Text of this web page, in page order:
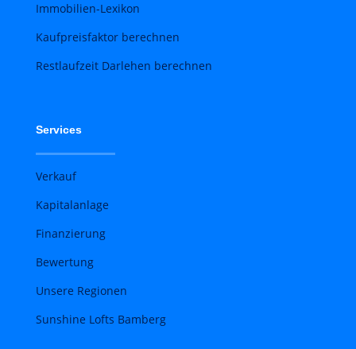
Immobilien-Lexikon
Kaufpreisfaktor berechnen
Restlaufzeit Darlehen berechnen
Services
Verkauf
Kapitalanlage
Finanzierung
Bewertung
Unsere Regionen
Sunshine Lofts Bamberg